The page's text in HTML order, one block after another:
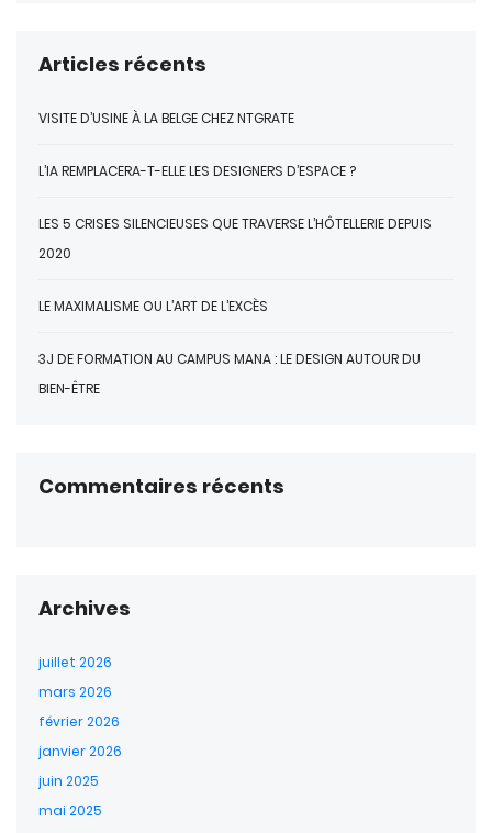
Articles récents
VISITE D’USINE À LA BELGE CHEZ NTGRATE
L’IA REMPLACERA-T-ELLE LES DESIGNERS D’ESPACE ?
LES 5 CRISES SILENCIEUSES QUE TRAVERSE L’HÔTELLERIE DEPUIS
2020
LE MAXIMALISME OU L’ART DE L’EXCÈS
3J DE FORMATION AU CAMPUS MANA : LE DESIGN AUTOUR DU
BIEN-ÊTRE
Commentaires récents
Archives
juillet 2026
mars 2026
février 2026
janvier 2026
juin 2025
mai 2025